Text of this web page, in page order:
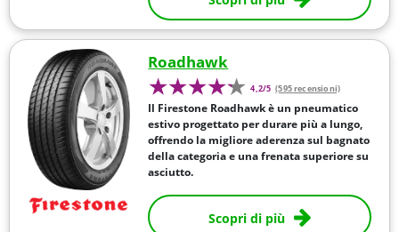
Roadhawk
4,2/5 (595 recensioni)
Il Firestone Roadhawk è un pneumatico
estivo progettato per durare più a lungo,
offrendo la migliore aderenza sul bagnato
della categoria e una frenata superiore su
asciutto.
Scopri di più